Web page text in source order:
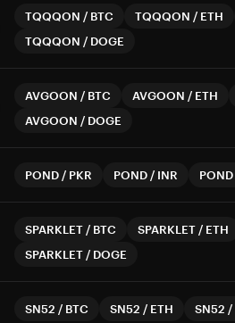
TQQQON / BTC TQQQON / ETH
TQQQON / DOGE
AVGOON / BTC AVGOON / ETH
AVGOON / DOGE
POND / PKR POND / INR POND
SPARKLET / BTC SPARKLET / ETH
SPARKLET / DOGE
SN52 / BTC SN52 / ETH SN52 /